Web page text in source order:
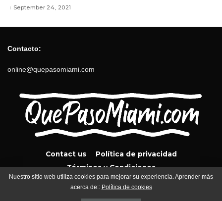
September 24, 2021
Contacto:
online@quepasomiami.com
Contact us
Política de privacidad
Términos y Condiciones
Nuestro sitio web utiliza cookies para mejorar su experiencia. Aprender más
acerca de:: Política de cookies